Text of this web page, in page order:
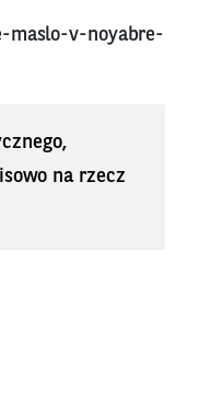
maslo-v-noyabre-
na rzecz